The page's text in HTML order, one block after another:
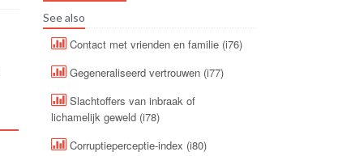
See also
Contact met vrienden en familie (i76)
Gegeneraliseerd vertrouwen (i77)
Slachtoffers van inbraak of
lichamelijk geweld (i78)
Corruptieperceptie-index (i80)